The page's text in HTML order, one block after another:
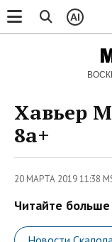
AI
Хавьер
8a+
20 МАРТА 2019 11:38
Читайте